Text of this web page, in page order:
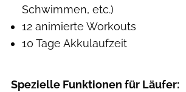
Schwimmen, etc.)
12 animierte Workouts
10 Tage Akkulaufzeit
Spezielle Funktionen für Läufer: